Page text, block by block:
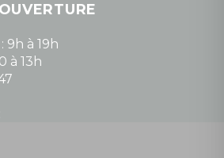
9h à 19h
à 13h
à 13h / 14h à 19h